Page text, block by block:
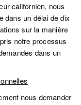
californien, nous
dans un délai de dix
sur la manière
notre processus
dans un
nous demander